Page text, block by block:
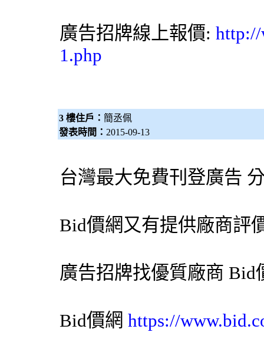
廣告招牌線上報價: http://
1.php
3 樓住戶： 簡丞佩
發表時間： 2015-09-13
台灣最大免費刊登廣告
Bid價網 又有提供廠商評
廣告招牌找優質廠商 Bid
Bid價網 https://